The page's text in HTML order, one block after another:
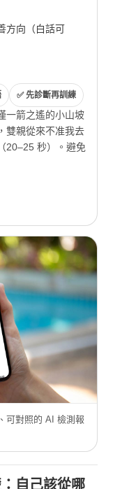
方向（白話可
✅ 先診斷再訓練
一箭之遙的小山坡
雙親從來不准我去
20–25 秒）。避免
可對照的 AI 檢測報
自己該從哪